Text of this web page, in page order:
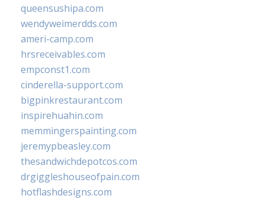
queensushipa.com
wendyweimerdds.com
ameri-camp.com
hrsreceivables.com
empconst1.com
cinderella-support.com
bigpinkrestaurant.com
inspirehuahin.com
memmingerspainting.com
jeremypbeasley.com
thesandwichdepotcos.com
drgiggleshouseofpain.com
hotflashdesigns.com